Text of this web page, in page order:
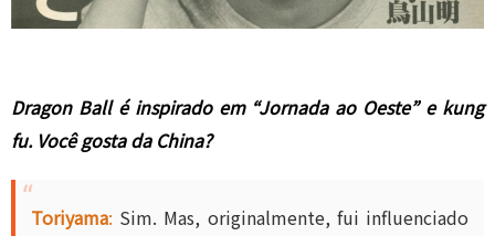
Dragon Ball é inspirado em “Jornada ao Oeste” e kung
fu. Você gosta da China?
Toriyama: Sim. Mas, originalmente, fui influenciado